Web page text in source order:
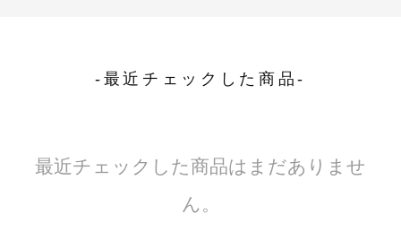
-最近チェックした商品-
最近チェックした商品はまだありませ
ん。